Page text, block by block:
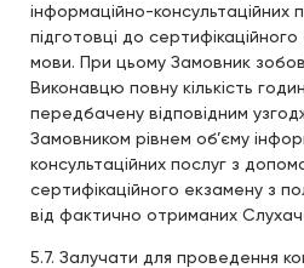
інформаційно-консультаційних
підготовці до
мови. При цьому Замовник
Виконавцю повну кількість
передбачену відповідним
Замовником рівнем об’єму
консультаційних послуг з
сертифікаційного екзамену з
від фактично отриманих
5.7. Залучати для проведення